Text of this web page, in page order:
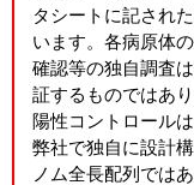
タシートに記され
います。各病原体
確認等の独自調査
証するものではあり
陽性コントロール
弊社で独自に設計
ノム全長配列では